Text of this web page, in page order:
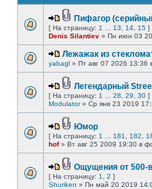
Пифагор
[ На страницу: 1 13 14 15 ]
Denis Silantiev » Пн июн 03
Лежажак из
yabagl » Пт авг 07 2026 13:36
Легендарный
[ На страницу: 1 28 29 30 ]
Modulator» Ср янв 23 2019
Юмор
[ На страницу: 1 181 182
hof» Вт авг 25 2009 19:30 в
Ощущения от 500-
[ На страницу: 1 2 ]
Shuriken » Пн май 20 2019